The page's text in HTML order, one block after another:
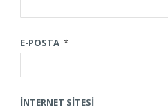
E-POSTA *
İNTERNET SITESI